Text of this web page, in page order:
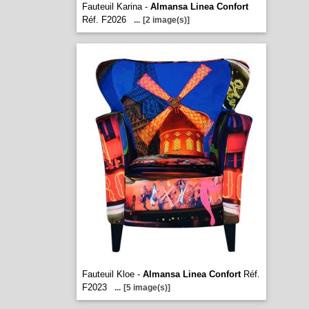
Fauteuil Karina - Almansa Linea Confort
Réf. F2026
... [2 image(s)]
Fauteuil Kloe - Almansa Linea ConfortRéf.
F2023
... [5 image(s)]